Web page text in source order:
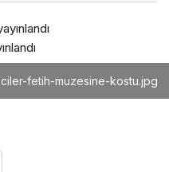
fetih-muzesine-kostu.jpg